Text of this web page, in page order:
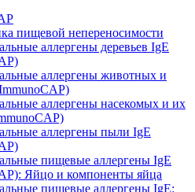
пищевой непереносимости
аллергены деревьев IgE
аллергены животных и
аллергены насекомых и их
аллергены пыли IgE
пищевые аллергены IgE
Яйцо и компоненты яйца
пищевые аллергены IgE: